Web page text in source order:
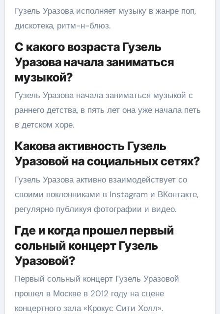
Гузель Уразова исполняет музыку в жанре поп,
дискотека, ритм-н-блюз.
С какого возраста Гузель
Уразова начала заниматься
музыкой?
Гузель Уразова начала заниматься музыкой с
раннего детства, в пять лет она уже начала петь
в детском хоре.
Какова активность Гузель
Уразовой на социальных сетях?
Гузель Уразова активно взаимодействует со
своими поклонниками в Instagram и ВКонтакте,
регулярно публикуя фотографии и видео.
Где и когда прошел первый
сольный концерт Гузель
Уразовой?
Первый сольный концерт Гузель Уразовой
прошел в Москве в 2012 году на сцене
концертного зала «Крокус Сити Холл».